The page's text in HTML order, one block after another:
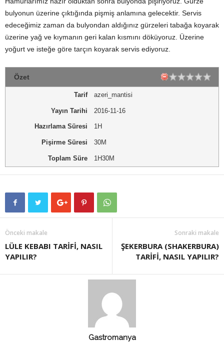
bulyonun üzerine çıktığında pişmiş anlamına gelecektir. Servis
edeceğimiz zaman da bulyondan aldığınız gürzeleri tabağa koyarak
üzerine yağ ve kıymanın geri kalan kısmını döküyoruz. Üzerine
yoğurt ve isteğe göre tarçın koyarak servis ediyoruz.
Özet
Tarif azeri_mantisi
Yayın Tarihi 2016-11-16
Hazırlama Süresi 1H
Pişirme Süresi 30M
Toplam Süre 1H30M
Önceki makale
LÜLE KEBABI TARİFİ, NASIL
YAPILIR?
Sonraki makale
ŞEKERBURA (SHAKERBURA)
TARİFİ, NASIL YAPILIR?
Gastromanya